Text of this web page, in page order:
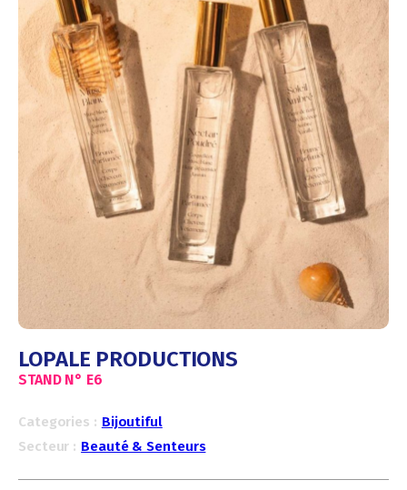
LOPALE PRODUCTIONS
STAND N° E6
Categories : Bijoutiful
Secteur : Beauté & Senteurs